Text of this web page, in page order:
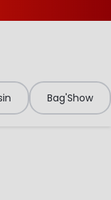
d'envies
Bag'Show